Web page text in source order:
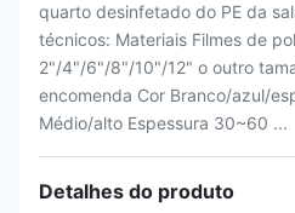
quarto desinfetado do PE da
técnicos: Materiais Filmes de
2"/4"/6"/8"/10"/12" o outro
encomenda Cor Branco/azul/
Médio/alto Espessura 30~60 ...
Detalhes do produto